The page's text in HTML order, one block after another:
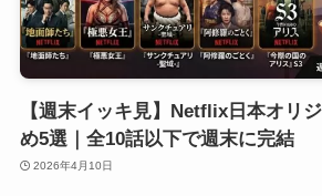
【週末イッキ見】Netflix日本オリ
め5選｜全10話以下で週末に完結
2026年4月10日